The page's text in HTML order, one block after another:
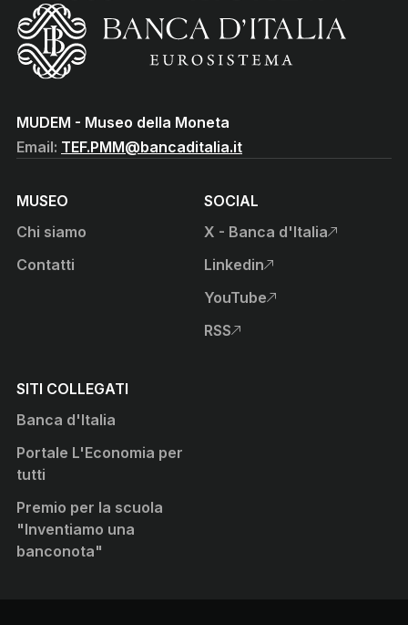
(torna all'home page)
MUDEM - Museo della Moneta
Email: TEF.PMM@bancaditalia.it
MUSEO
Chi siamo
Contatti
SOCIAL
X - Banca d'Italia
, apre sito esterno in nuova
Linkedin
, apre sito esterno in nuova
YouTube
, apre sito esterno in nuova
RSS
, apre sito esterno in nuova
SITI COLLEGATI
Banca d'Italia
Portale L'Economia per
tutti
Premio per la scuola
"Inventiamo una
banconota"